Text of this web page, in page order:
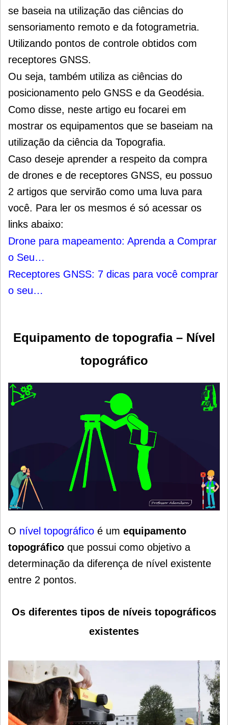
se baseia na utilização das ciências do
sensoriamento remoto e da fotogrametria.
Utilizando pontos de controle obtidos com
receptores GNSS.
Ou seja, também utiliza as ciências do
posicionamento pelo GNSS e da Geodésia.
Como disse, neste artigo eu focarei em
mostrar os equipamentos que se baseiam na
utilização da ciência da Topografia.
Caso deseje aprender a respeito da compra
de drones e de receptores GNSS, eu possuo
2 artigos que servirão como uma luva para
você. Para ler os mesmos é só acessar os
links abaixo:
Drone para mapeamento: Aprenda a Comprar
o Seu…
Receptores GNSS: 7 dicas para você comprar
o seu…
Equipamento de topografia – Nível
topográfico
O nível topográfico é um equipamento
topográfico que possui como objetivo a
determinação da diferença de nível existente
entre 2 pontos.
Os diferentes tipos de níveis topográficos
existentes